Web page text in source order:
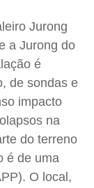
Jurong
a Jurong do
é
de sondas e
impacto
na
do terreno
é de uma
O local,